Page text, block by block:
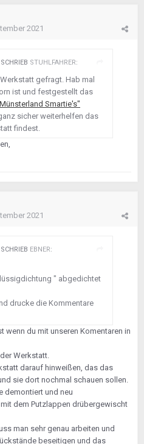
zurück zu bringen und
Immerhin hast du
2021
STUHLFAHRER:
gefragt. Hab mal
ist und festgestellt das
Münsterland Smartie's"
sicher weiterhelfen das
findest.
2021
EBNER:
" abgedichtet
drucke die Kommentare
wenn du mit unseren Komentaren in
Werkstatt.
darauf hinweißen, das das
sie dort nochmal schauen sollen.
demontiert und neu
dem Putzlappen drübergewischt
man sehr genau arbeiten und
beseitigen und das